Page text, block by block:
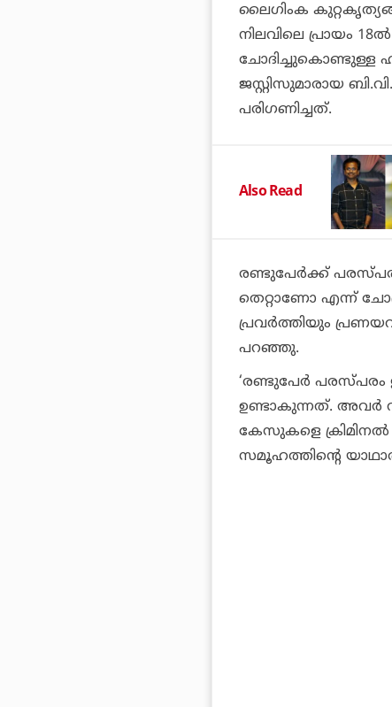
ലൈഗിംക
നിലവിലെ പ്രായം
ചോദിച്ചുകൊണ്ടുള്ള
ജസ്റ്റിസുമാരായ
പരിഗണിച്ചത്.
Also Read
രണ്ടുപേര്‍ക്ക്
തെറ്റാണോ എന്ന്
പ്രവര്‍ത്തിയും
പറഞ്ഞു.
‘രണ്ടുപേര്‍
ഉണ്ടാകുന്നത്. അവര്‍
കേസുകളെ ക്രിമിനല്‍
സമൂഹത്തിന്റെ